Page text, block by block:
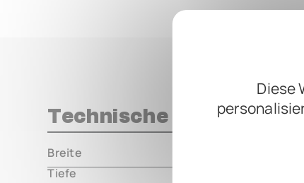
Diese
Technische Daten
Breite
Tiefe